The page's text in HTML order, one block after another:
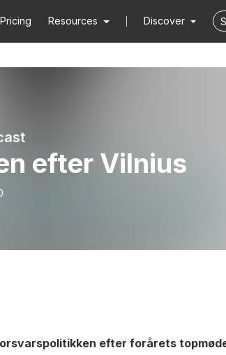
Pricing Resources Discover
efter Vilnius
efter forårets